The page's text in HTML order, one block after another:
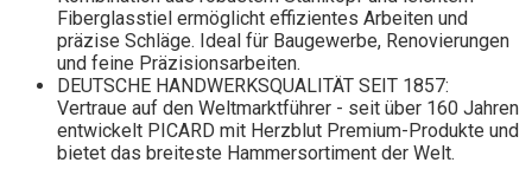
Fiberglasstiel ermöglicht effizientes Arbeiten und
präzise Schläge. Ideal für Baugewerbe, Renovierungen
und feine Präzisionsarbeiten.
DEUTSCHE HANDWERKSQUALITÄT SEIT 1857:
Vertraue auf den Weltmarktführer - seit über 160 Jahren
entwickelt PICARD mit Herzblut Premium-Produkte und
bietet das breiteste Hammersortiment der Welt.